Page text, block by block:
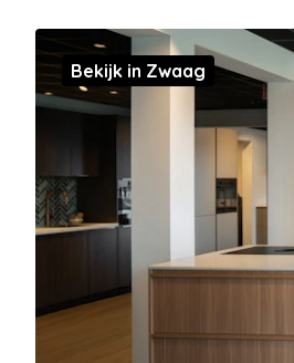
Bekijk in Zwaag